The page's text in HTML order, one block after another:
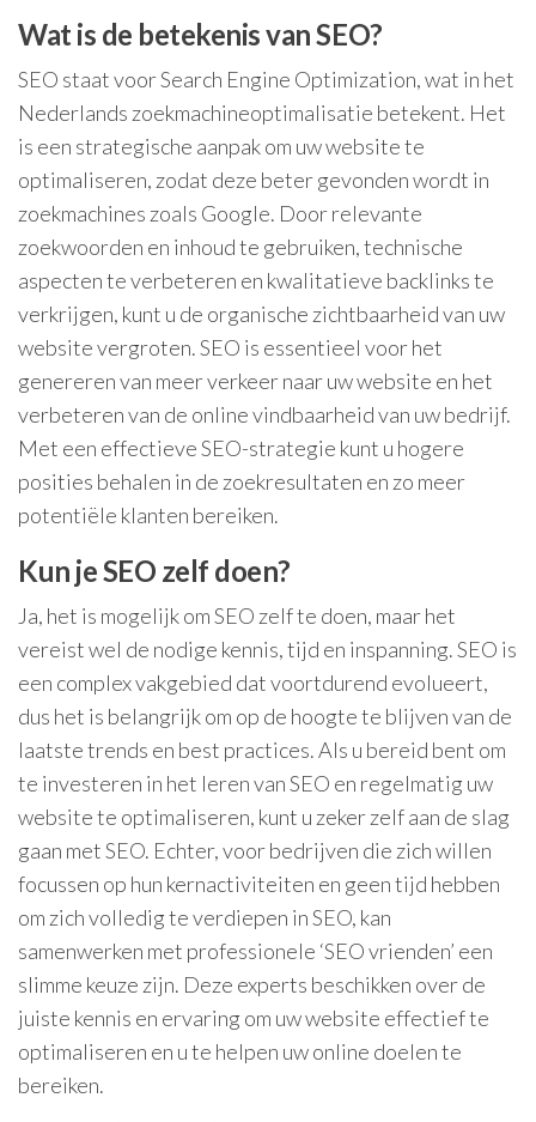
Wat is de betekenis van SEO?
SEO staat voor Search Engine Optimization, wat in het
Nederlands zoekmachineoptimalisatie betekent. Het
is een strategische aanpak om uw website te
optimaliseren, zodat deze beter gevonden wordt in
zoekmachines zoals Google. Door relevante
zoekwoorden en inhoud te gebruiken, technische
aspecten te verbeteren en kwalitatieve backlinks te
verkrijgen, kunt u de organische zichtbaarheid van uw
website vergroten. SEO is essentieel voor het
genereren van meer verkeer naar uw website en het
verbeteren van de online vindbaarheid van uw bedrijf.
Met een effectieve SEO-strategie kunt u hogere
posities behalen in de zoekresultaten en zo meer
potentiële klanten bereiken.
Kun je SEO zelf doen?
Ja, het is mogelijk om SEO zelf te doen, maar het
vereist wel de nodige kennis, tijd en inspanning. SEO is
een complex vakgebied dat voortdurend evolueert,
dus het is belangrijk om op de hoogte te blijven van de
laatste trends en best practices. Als u bereid bent om
te investeren in het leren van SEO en regelmatig uw
website te optimaliseren, kunt u zeker zelf aan de slag
gaan met SEO. Echter, voor bedrijven die zich willen
focussen op hun kernactiviteiten en geen tijd hebben
om zich volledig te verdiepen in SEO, kan
samenwerken met professionele ‘SEO vrienden’ een
slimme keuze zijn. Deze experts beschikken over de
juiste kennis en ervaring om uw website effectief te
optimaliseren en u te helpen uw online doelen te
bereiken.